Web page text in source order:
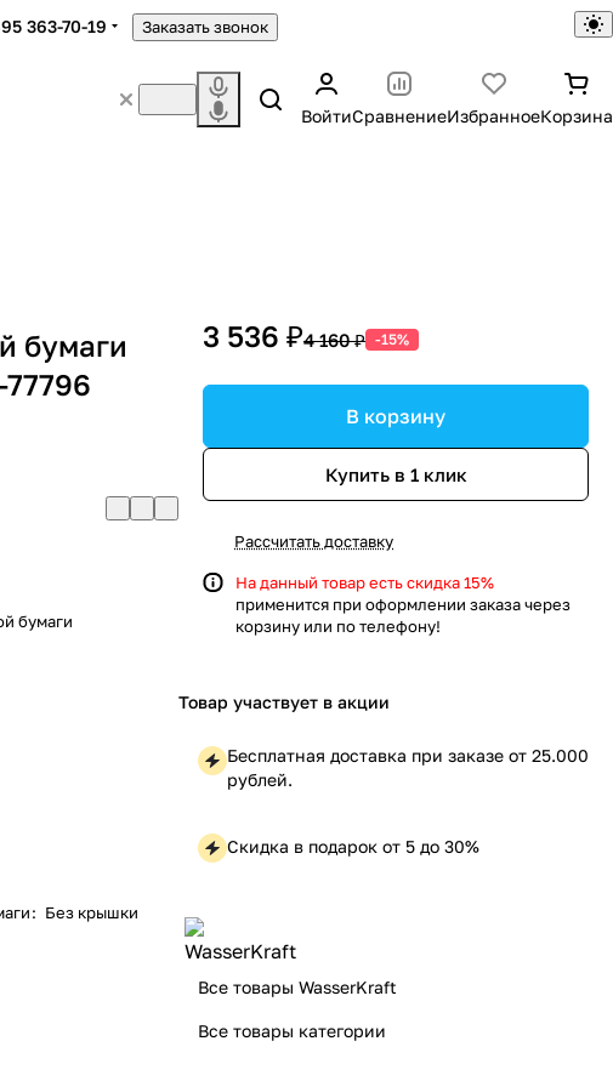
363-70-19 Заказать звонок
ВойтиСравнениеИзбранноеКорзина
бумаги
бумаги
: Без крышки
3 536 ₽4 160 ₽ -15%
В корзину
Купить в 1 клик
Рассчитать доставку
На данный товар есть скидка 15%
применится при оформлении заказа через
корзину или по телефону!
Товар участвует в акции
Бесплатная доставка при заказе от 25.000
рублей.
Скидка в подарок от 5 до 30%
Все товары WasserKraft
Все товары категории